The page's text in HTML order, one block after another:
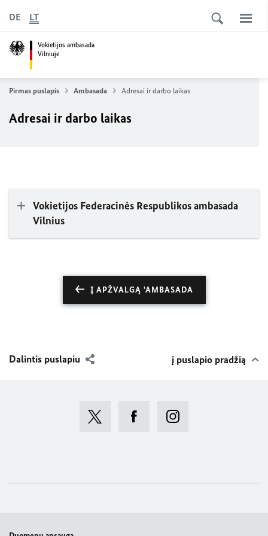
Vokietijos ambasada
Vilniuje
DE LT
Pirmas puslapis Ambasada Adresai ir darbo laikas
Adresai ir darbo laikas
Vokietijos Federacinės Respublikos ambasada
Vilnius
Į APŽVALGĄ 'AMBASADA
Dalintis puslapiu į puslapio pradžią